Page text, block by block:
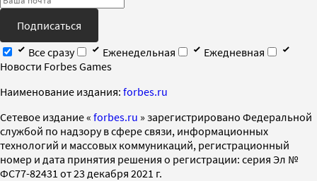
Подписаться
Все сразу
Еженедельная
Ежедневная
Новости Forbes Games
Наименование издания: forbes.ru
Cетевое издание « forbes.ru » зарегистрировано Федеральной
службой по надзору в сфере связи, информационных
технологий и массовых коммуникаций, регистрационный
номер и дата принятия решения о регистрации: серия Эл №
ФС77-82431 от 23 декабря 2021 г.